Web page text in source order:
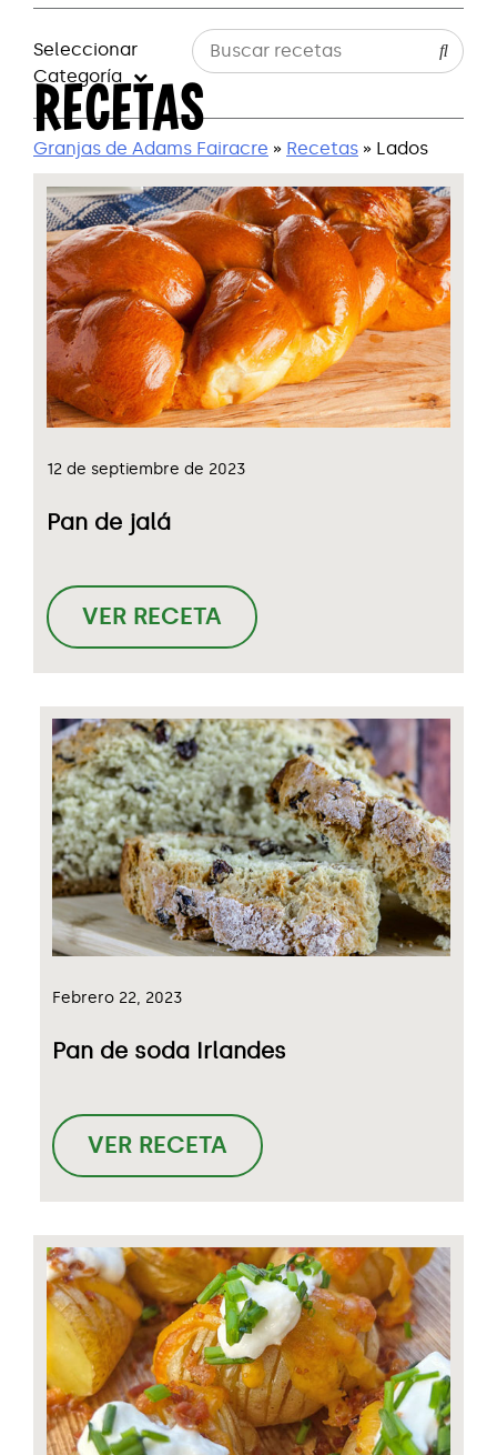
RECETAS
Seleccionar
Categoría
Granjas de Adams Fairacre » Recetas » Lados
12 de septiembre de 2023
Pan de jalá
VER RECETA
Febrero 22, 2023
Pan de soda Irlandes
VER RECETA